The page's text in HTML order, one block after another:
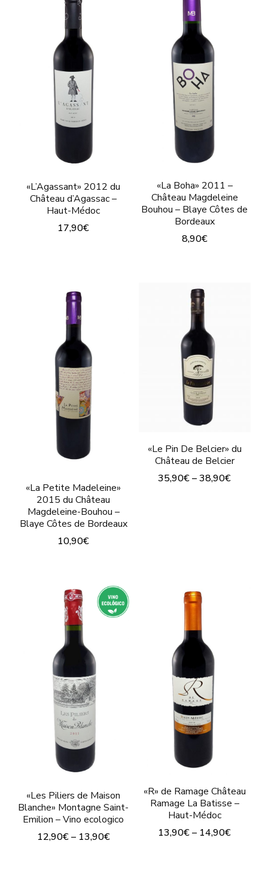
pueden
elegir
en
la
página
de
producto
«L’Agassant» 2012 du
Château d’Agassac –
Haut-Médoc
17,90€
múltiples
variantes.
Las
opciones
se
pueden
elegir
de
producto
«La Boha» 2011 –
Château Magdeleine
Bouhou – Blaye Côtes de
Bordeaux
8,90€
tiene
múltiples
variantes.
Las
opciones
se
pueden
elegir
en
la
página
«La Petite Madeleine»
2015 du Château
Magdeleine-Bouhou –
Blaye Côtes de Bordeaux
10,90€
tiene
múltiples
variantes.
Las
opciones
se
pueden
elegir
en
de
producto
«Le Pin De Belcier» du
Château de Belcier
35,90€–38,90€
Las
opciones
se
pueden
elegir
en
la
página
de
producto
«Les Piliers de Maison
Blanche» Montagne Saint-
Emilion – Vino ecologico
12,90€– 13,90€
«R» de Ramage Château
Ramage La Batisse –
Haut-Médoc
13,90€– 14,90€